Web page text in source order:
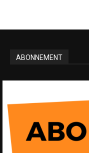
ABONNEMENT